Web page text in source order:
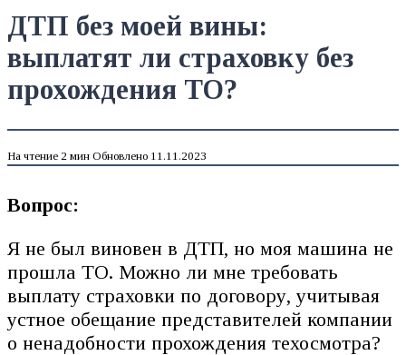
ДТП без моей вины:
выплатят ли страховку без
прохождения ТО?
На чтение 2 мин Обновлено 11.11.2023
Вопрос:
Я не был виновен в ДТП, но моя машина не
прошла ТО. Можно ли мне требовать
выплату страховки по договору, учитывая
устное обещание представителей компании
о ненадобности прохождения техосмотра?